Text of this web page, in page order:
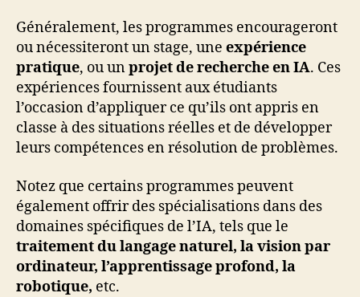
Généralement, les programmes encourageront
ou nécessiteront un stage, une expérience
pratique, ou unprojet de recherche en IA. Ces
expériences fournissent aux étudiants
l’occasion d’appliquer ce qu’ils ont appris en
classe à des situations réelles et de développer
leurs compétences en résolution de problèmes.
Notez que certains programmes peuvent
également offrir des spécialisations dans des
domaines spécifiques de l’IA, tels que le
traitement du langage naturel, la vision par
ordinateur, l’apprentissage profond, la
robotique, etc.